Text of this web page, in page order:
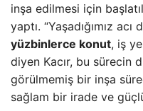
inşa edilmesi için
yaptı. “Yaşadığımız
yüzbinlerce konut, iş
diyen Kacır, bu sürecin
görülmemiş bir inşa
sağlam bir irade ve